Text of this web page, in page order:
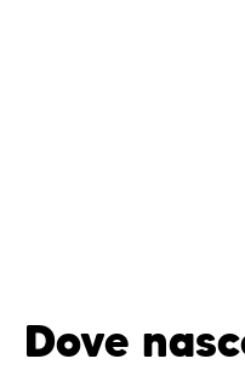
Dove